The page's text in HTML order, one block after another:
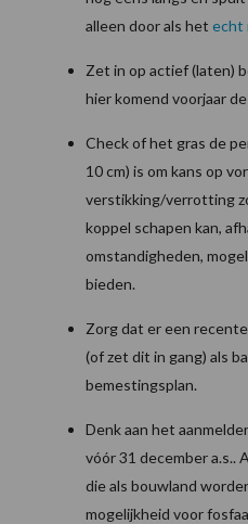
alleen door als het echt
Zet in op actief (laten)
hier komend voorjaar
Check of het gras de
10 cm) is om kans op
verstikking/verrotting
koppel schapen kan,
omstandigheden,
bieden.
Zorg dat er een
(of zet dit in gang) als
bemestingsplan.
Denk aan het
vóór 31 december a.s..
die als bouwland
mogelijkheid voor